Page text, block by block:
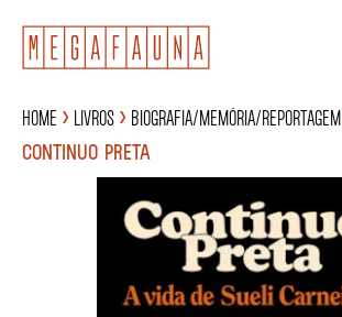
Home Livros
Biografia/Memória/Reportagem
CONTINUO PRETA